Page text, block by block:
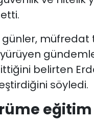
müfredat
belirten
söyledi.
eğitim